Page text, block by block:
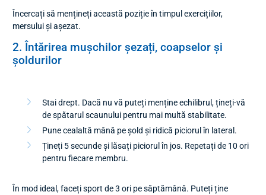
Încercați să mențineți această poziție în timpul exercițiilor,
mersului și așezat.
2. Întărirea mușchilor șezați, coapselor și
șoldurilor
Stai drept. Dacă nu vă puteți menține echilibrul, țineți-vă
de spătarul scaunului pentru mai multă stabilitate.
Pune cealaltă mână pe șold și ridică piciorul în lateral.
Țineți 5 secunde și lăsați piciorul în jos. Repetați de 10 ori
pentru fiecare membru.
În mod ideal, faceți sport de 3 ori pe săptămână. Puteți ține